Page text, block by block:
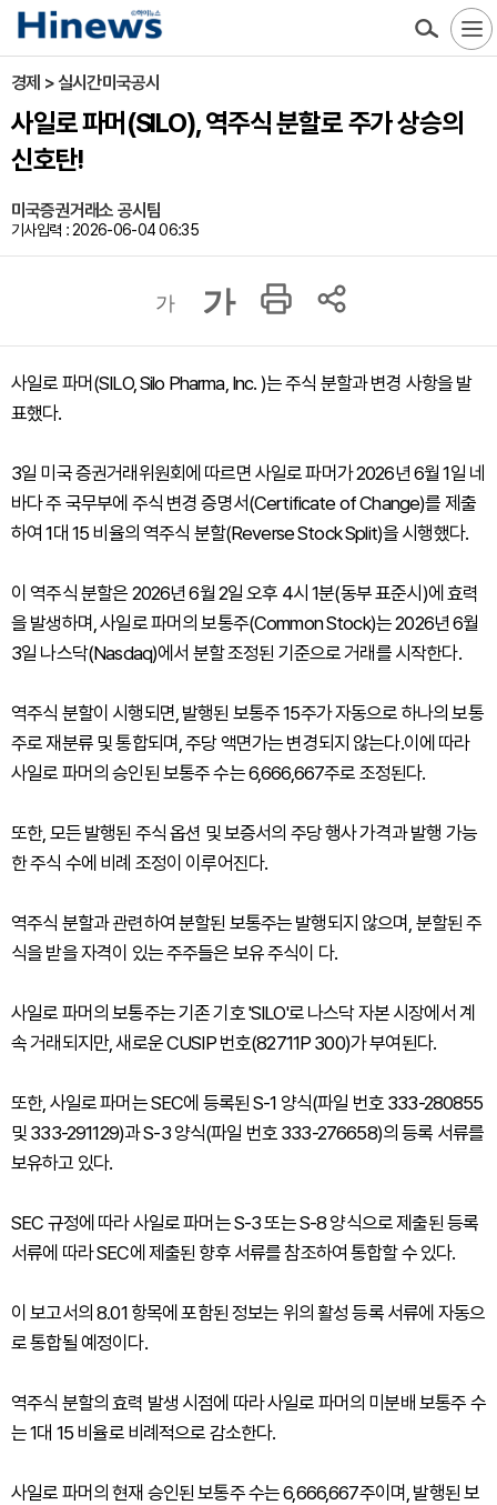
경제 > 실시간미국공시
사일로 파머(SILO), 역주식 분할로 주가 상승의
신호탄!
미국증권거래소 공시팀
기사입력 : 2026-06-04 06:35
가 가
사일로 파머(SILO, Silo Pharma, Inc. )는 주식 분할과 변경 사항을 발
표했다.
3일 미국 증권거래위원회에 따르면 사일로 파머가 2026년 6월 1일 네
바다 주 국무부에 주식 변경 증명서(Certificate of Change)를 제출
하여 1대 15 비율의 역주식 분할(Reverse Stock Split)을 시행했다.
이 역주식 분할은 2026년 6월 2일 오후 4시 1분(동부 표준시)에 효력
을 발생하며, 사일로 파머의 보통주(Common Stock)는 2026년 6월
3일 나스닥(Nasdaq)에서 분할 조정된 기준으로 거래를 시작한다.
역주식 분할이 시행되면, 발행된 보통주 15주가 자동으로 하나의 보통
주로 재분류 및 통합되며, 주당 액면가는 변경되지 않는다.이에 따라
사일로 파머의 승인된 보통주 수는 6,666,667주로 조정된다.
또한, 모든 발행된 주식 옵션 및 보증서의 주당 행사 가격과 발행 가능
한 주식 수에 비례 조정이 이루어진다.
역주식 분할과 관련하여 분할된 보통주는 발행되지 않으며, 분할된 주
식을 받을 자격이 있는 주주들은 보유 주식이 다.
사일로 파머의 보통주는 기존 기호 'SILO'로 나스닥 자본 시장에서 계
속 거래되지만, 새로운 CUSIP 번호(82711P 300)가 부여된다.
또한, 사일로 파머는 SEC에 등록된 S-1 양식(파일 번호 333-280855
및 333-291129)과 S-3 양식(파일 번호 333-276658)의 등록 서류를
보유하고 있다.
SEC 규정에 따라 사일로 파머는 S-3 또는 S-8 양식으로 제출된 등록
서류에 따라 SEC에 제출된 향후 서류를 참조하여 통합할 수 있다.
이 보고서의 8.01 항목에 포함된 정보는 위의 활성 등록 서류에 자동으
로 통합될 예정이다.
역주식 분할의 효력 발생 시점에 따라 사일로 파머의 미분배 보통주 수
는 1대 15 비율로 비례적으로 감소한다.
사일로 파머의 현재 승인된 보통주 수는 6,666,667주이며, 발행된 보